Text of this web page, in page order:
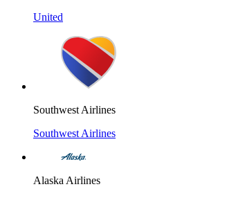
United
Southwest Airlines
Southwest Airlines
Alaska Airlines